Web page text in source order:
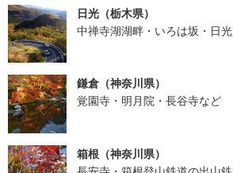
日光（栃木県）
中禅寺湖湖畔・いろは坂・日
鎌倉（神奈川県）
覚園寺・明月院・長谷寺など
箱根（神奈川県）